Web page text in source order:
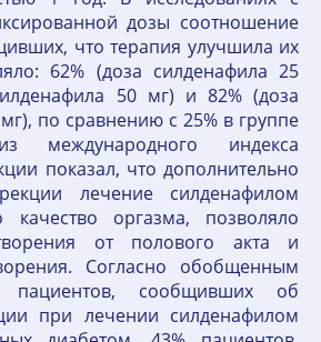
дозы соотношение
что терапия улучшила их
62% (доза силденафила 25
50 мг) и 82% (доза
по сравнению с 25% в группе
международного индекса
показал, что дополнительно
лечение силденафилом
оргазма, позволяло
от полового акта и
Согласно обобщенным
сообщивших об
при лечении силденафилом